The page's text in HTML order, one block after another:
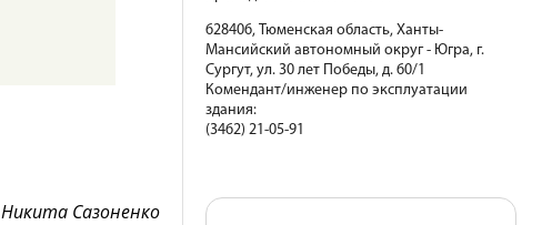
Никита Сазоненко
628406, Тюменская область, Ханты-
Мансийский автономный округ - Югра, г.
Сургут, ул. 30 лет Победы, д. 60/1
Комендант/инженер по эксплуатации
здания:
(3462) 21-05-91